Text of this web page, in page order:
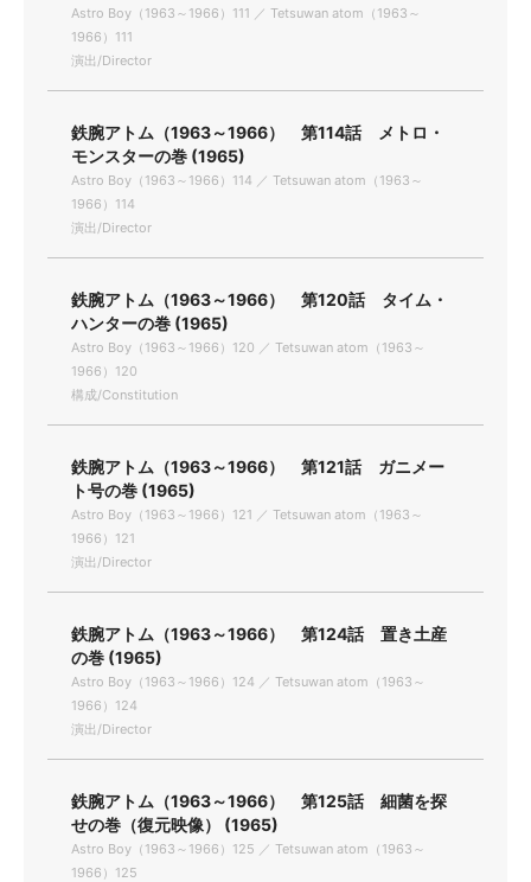
Astro Boy（1963～1966）111 ／ Tetsuwan atom（1963～
1966）111
演出/Director
鉄腕アトム（1963～1966） 第114話 メトロ・
モンスターの巻 (1965)
Astro Boy（1963～1966）114 ／ Tetsuwan atom（1963～
1966）114
演出/Director
鉄腕アトム（1963～1966） 第120話 タイム・
ハンターの巻 (1965)
Astro Boy（1963～1966）120 ／ Tetsuwan atom（1963～
1966）120
構成/Constitution
鉄腕アトム（1963～1966） 第121話 ガニメー
ト号の巻 (1965)
Astro Boy（1963～1966）121 ／ Tetsuwan atom（1963～
1966）121
演出/Director
鉄腕アトム（1963～1966） 第124話 置き土産
の巻 (1965)
Astro Boy（1963～1966）124 ／ Tetsuwan atom（1963～
1966）124
演出/Director
鉄腕アトム（1963～1966） 第125話 細菌を探
せの巻（復元映像） (1965)
Astro Boy（1963～1966）125 ／ Tetsuwan atom（1963～
1966）125